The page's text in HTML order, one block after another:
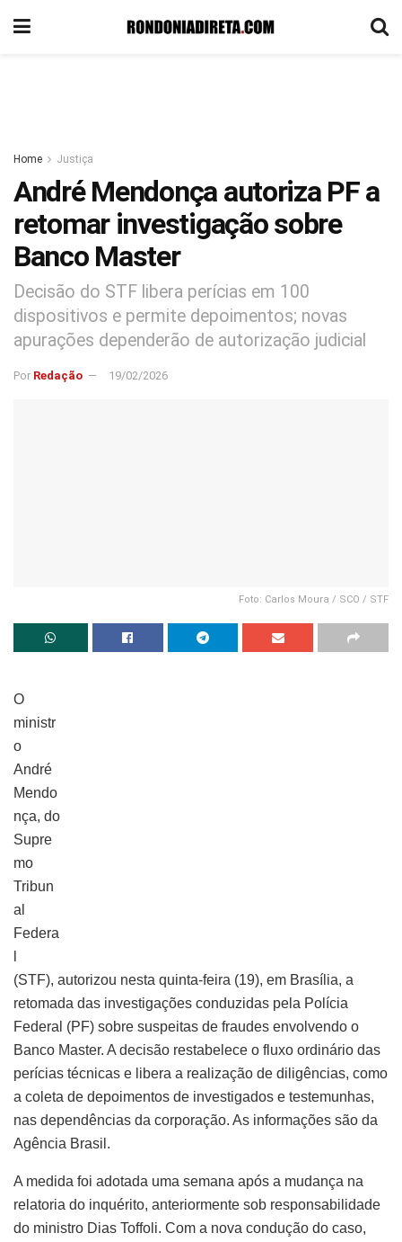
Home Justiça
André Mendonça autoriza PF a
retomar investigação sobre
Banco Master
Decisão do STF libera perícias em 100
dispositivos e permite depoimentos; novas
apurações dependerão de autorização judicial
Por Redação 19/02/2026
Foto: Carlos Moura / SCO / STF
O
ministr
o
André
Mendo
nça, do
Supre
mo
Tribun
al
Federa
(STF), autorizou nesta quinta-feira (19), em Brasília, a
retomada das investigações conduzidas pela Polícia
Federal (PF) sobre suspeitas de fraudes envolvendo o
Banco Master. A decisão restabelece o fluxo ordinário das
perícias técnicas e libera a realização de diligências, como
a coleta de depoimentos de investigados e testemunhas,
nas dependências da corporação. As informações são da
Agência Brasil.
A medida foi adotada uma semana após a mudança na
relatoria do inquérito, anteriormente sob responsabilidade
do ministro Dias Toffoli. Com a nova condução do caso,